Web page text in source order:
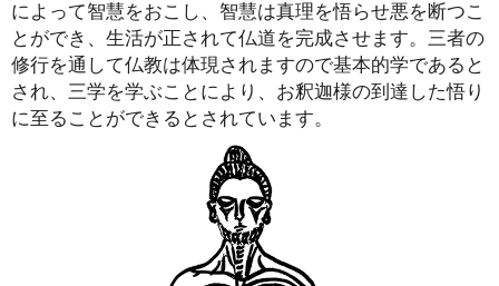
によって智慧をおこし、智慧は真理を悟らせ悪を断つこ
とができ、生活が正されて仏道を完成させます。三者の
修行を通して仏教は体現されますので基本的学であると
され、三学を学ぶことにより、お釈迦様の到達した悟り
に至ることができるとされています。